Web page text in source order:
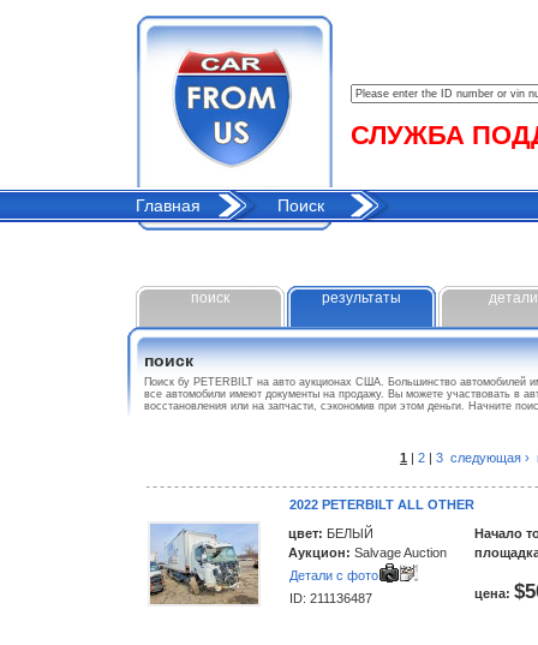
СЛУЖБА
Главная Поиск
поиск результаты детали
поиск
Поиск бу PETERBILT на авто аукционах США. Большинство автомобилей
все автомобили имеют документы на продажу. Вы можете участвовать в
восстановления или на запчасти, сэкономив при этом деньги. Начните
1 | 2 | 3 следующая ›
2022 PETERBILT ALL OTHER
цвет: БЕЛЫЙ
Аукцион: Salvage Auction
Детали с фото
ID: 211136487
Начало
цена: